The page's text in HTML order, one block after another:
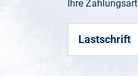
Ihre Zahlungsart
Lastschrift